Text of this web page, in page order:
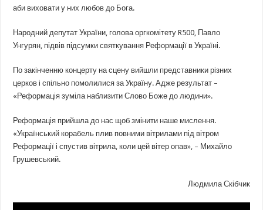
аби виховати у них любов до Бога.
Народний депутат України, голова оргкомітету R500, Павло
Унгурян, підвів підсумки святкування Реформації в Україні.
По закінченню концерту на сцену вийшли представники різних
церков і спільно помолилися за Україну. Адже результат –
«Реформація зуміла наблизити Слово Боже до людини».
Реформація прийшла до нас щоб змінити наше мислення.
«Український корабель плив повними вітрилами під вітром
Реформації і спустив вітрила, коли цей вітер опав», – Михайло
Грушевський.
Людмила Скібчик